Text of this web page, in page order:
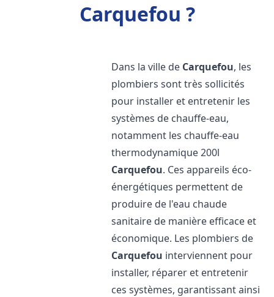
Carquefou ?
Dans la ville de Carquefou, les
plombiers sont très sollicités
pour installer et entretenir les
systèmes de chauffe-eau,
notamment les chauffe-eau
thermodynamique 200l
Carquefou. Ces appareils éco-
énergétiques permettent de
produire de l'eau chaude
sanitaire de manière efficace et
économique. Les plombiers de
Carquefou interviennent pour
installer, réparer et entretenir
ces systèmes, garantissant ainsi